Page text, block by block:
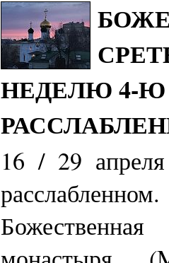
НЕДЕЛЮ 4-Ю
16 / 29